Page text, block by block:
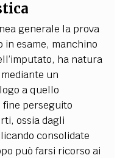
generale la prova
in esame, manchino
ha natura
un
a quello
fine perseguito
ossia dagli
consolidate
può farsi ricorso ai